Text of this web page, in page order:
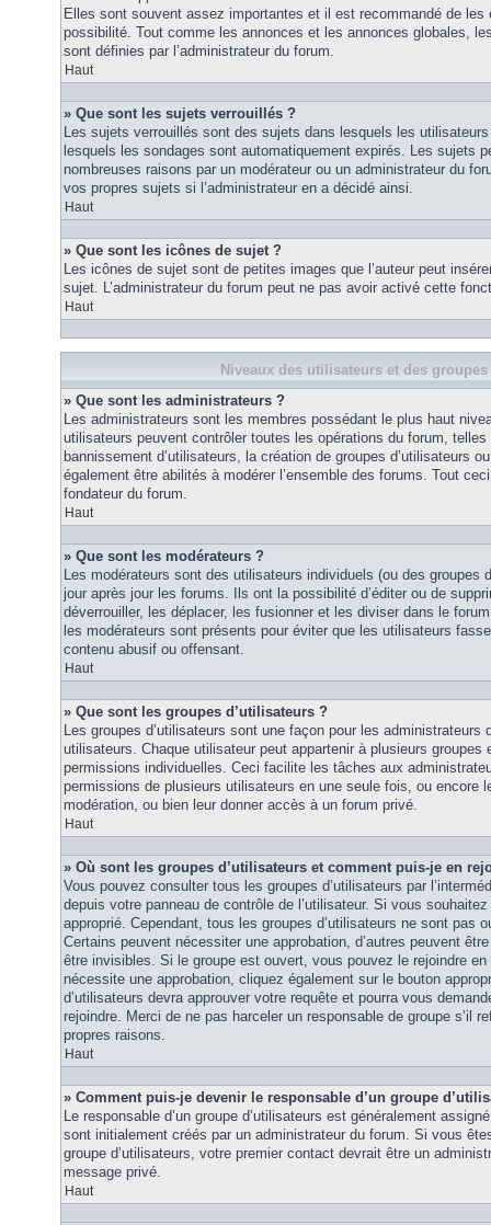
Elles sont souvent assez importantes et il est recommandé de
possibilité. Tout comme les annonces et les annonces globales,
sont définies par l’administrateur du forum.
Haut
» Que sont les sujets verrouillés ?
Les sujets verrouillés sont des sujets dans lesquels les
lesquels les sondages sont automatiquement expirés. Les sujets
nombreuses raisons par un modérateur ou un administrateur du
vos propres sujets si l’administrateur en a décidé ainsi.
Haut
» Que sont les icônes de sujet ?
Les icônes de sujet sont de petites images que l’auteur peut
sujet. L’administrateur du forum peut ne pas avoir activé cette
Haut
Niveaux des utilisateurs et des
» Que sont les administrateurs ?
Les administrateurs sont les membres possédant le plus haut
utilisateurs peuvent contrôler toutes les opérations du forum,
bannissement d’utilisateurs, la création de groupes d’utilisateurs
également être abilités à modérer l’ensemble des forums. Tout
fondateur du forum.
Haut
» Que sont les modérateurs ?
Les modérateurs sont des utilisateurs individuels (ou des groupes
jour après jour les forums. Ils ont la possibilité d’éditer ou de
déverrouiller, les déplacer, les fusionner et les diviser dans le
les modérateurs sont présents pour éviter que les utilisateurs
contenu abusif ou offensant.
Haut
» Que sont les groupes d’utilisateurs ?
Les groupes d’utilisateurs sont une façon pour les administrateurs
utilisateurs. Chaque utilisateur peut appartenir à plusieurs groupes
permissions individuelles. Ceci facilite les tâches aux
permissions de plusieurs utilisateurs en une seule fois, ou encore
modération, ou bien leur donner accès à un forum privé.
Haut
» Où sont les groupes d’utilisateurs et comment puis-je en
Vous pouvez consulter tous les groupes d’utilisateurs par
depuis votre panneau de contrôle de l’utilisateur. Si vous
approprié. Cependant, tous les groupes d’utilisateurs ne sont pas
Certains peuvent nécessiter une approbation, d’autres peuvent
être invisibles. Si le groupe est ouvert, vous pouvez le rejoindre en
nécessite une approbation, cliquez également sur le bouton
d’utilisateurs devra approuver votre requête et pourra vous
rejoindre. Merci de ne pas harceler un responsable de groupe s’il
propres raisons.
Haut
» Comment puis-je devenir le responsable d’un groupe
Le responsable d’un groupe d’utilisateurs est généralement
sont initialement créés par un administrateur du forum. Si vous
groupe d’utilisateurs, votre premier contact devrait être un
message privé.
Haut